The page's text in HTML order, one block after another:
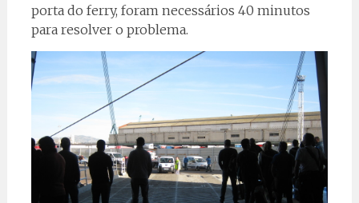
porta do ferry, foram necessários 40 minutos
para resolver o problema.